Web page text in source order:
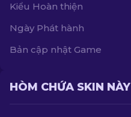
Kiểu Hoàn thiện
Ngày Phát hành
Bản cập nhật Game
HÒM CHỨA SKIN NÀY